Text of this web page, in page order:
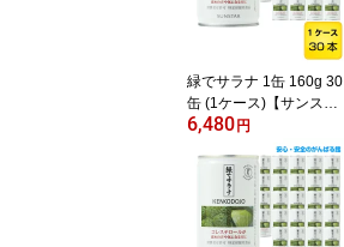
緑でサラナ 1缶 160g 30
缶 (1ケース)【サンスタ
ー】【送料無料】【トク
ホ 特定保健用食品】
6,480 円